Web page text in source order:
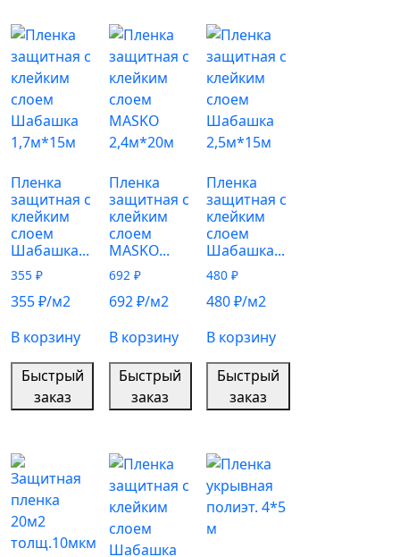
Пленка
защитная с
клейким
слоем
Шабашка...
355 ₽
355₽/м2
В корзину
Быстрый
заказ
Пленка
защитная с
клейким
слоем
MASKO...
692 ₽
692₽/м2
В корзину
Быстрый
заказ
Пленка
защитная с
клейким
слоем
Шабашка...
480₽
480₽/м2
В корзину
Быстрый
заказ